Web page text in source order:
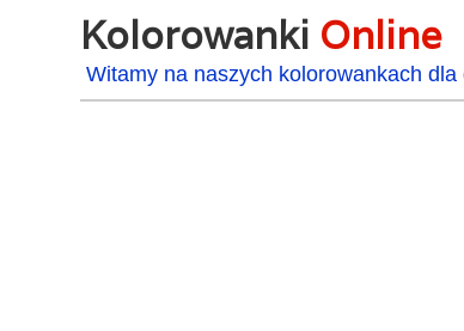
Kolorowanki Online
Witamy na naszych kolorowankach